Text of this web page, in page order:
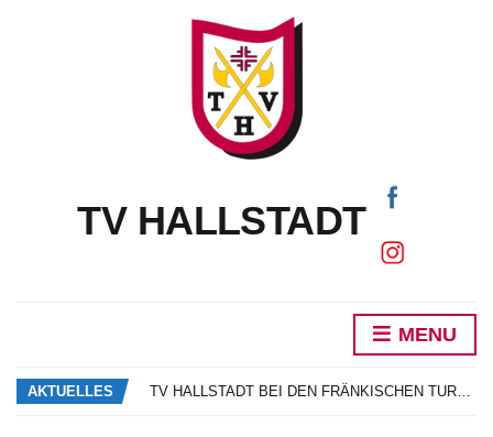
TV HALLSTADT
MENU
AKTUELLES
DAS NEUE VEREINSHEFT IST DA!
TV HALLSTADT BEI DEN FRÄNKISCHEN TURNERJUGENDMEISTERSCHAFTEN